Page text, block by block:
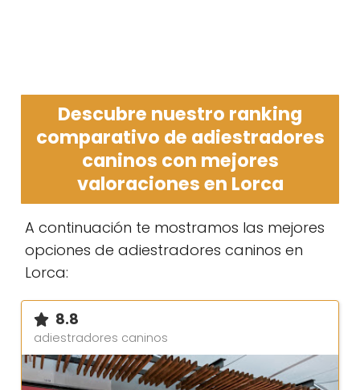
Descubre nuestro ranking
comparativo de adiestradores
caninos con mejores
valoraciones en Lorca
A continuación te mostramos las mejores
opciones de adiestradores caninos en
Lorca:
8.8
adiestradores caninos